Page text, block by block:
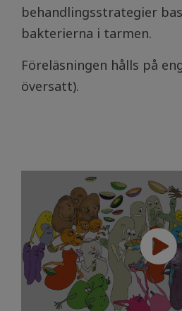
behandlingsstrategier
bakterierna i tarmen.
Föreläsningen hålls på
översatt).